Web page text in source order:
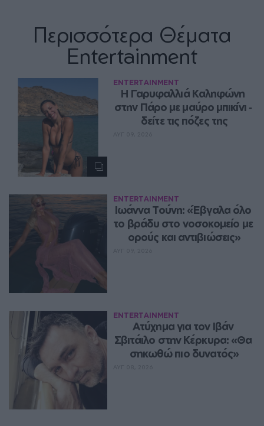
Περισσότερα Θέματα
Entertainment
ENTERTAINMENT
Η Γαρυφαλλιά Καληφώνη
στην Πάρο με μαύρο μπικίνι ‑
δείτε τις πόζες της
ENTERTAINMENT
Ιωάννα Τούνη: «Έβγαλα όλο
το βράδυ στο νοσοκομείο με
ορούς και αντιβιώσεις»
ENTERTAINMENT
Ατύχημα για τον Ιβάν
Σβιτάιλο στην Κέρκυρα: «Θα
σηκωθώ πιο δυνατός»